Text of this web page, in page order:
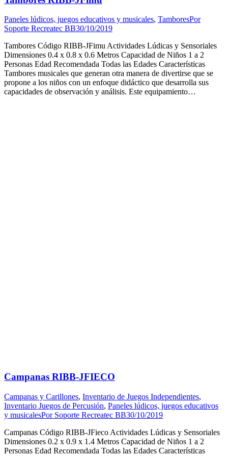
Paneles lúdicos, juegos educativos y musicales, TamboresPor
Soporte Recreatec BB30/10/2019
Tambores Código RIBB-JFimu Actividades Lúdicas y Sensoriales
Dimensiones 0.4 x 0.8 x 0.6 Metros Capacidad de Niños 1 a 2
Personas Edad Recomendada Todas las Edades Características
Tambores musicales que generan otra manera de divertirse que se
propone a los niños con un enfoque didáctico que desarrolla sus
capacidades de observación y análisis. Este equipamiento…
Campanas RIBB-JFIECO
Campanas y Carillones, Inventario de Juegos Independientes,
Inventario Juegos de Percusión, Paneles lúdicos, juegos educativos
y musicalesPor Soporte Recreatec BB30/10/2019
Campanas Código RIBB-JFieco Actividades Lúdicas y Sensoriales
Dimensiones 0.2 x 0.9 x 1.4 Metros Capacidad de Niños 1 a 2
Personas Edad Recomendada Todas las Edades Características